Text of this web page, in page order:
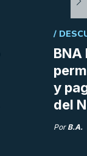
BNA
y
del
/
Por B.A.